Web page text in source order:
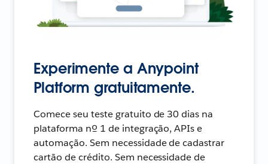
Experimente a Anypoint
Platform gratuitamente.
Comece seu teste gratuito de 30 dias na
plataforma nº 1 de integração, APIs e
automação. Sem necessidade de cadastrar
cartão de crédito. Sem necessidade de